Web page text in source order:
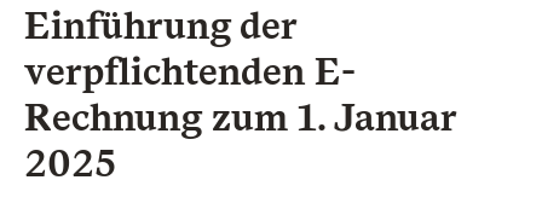
Einführung der
verpflichtenden E-
Rechnung zum 1. Januar
2025